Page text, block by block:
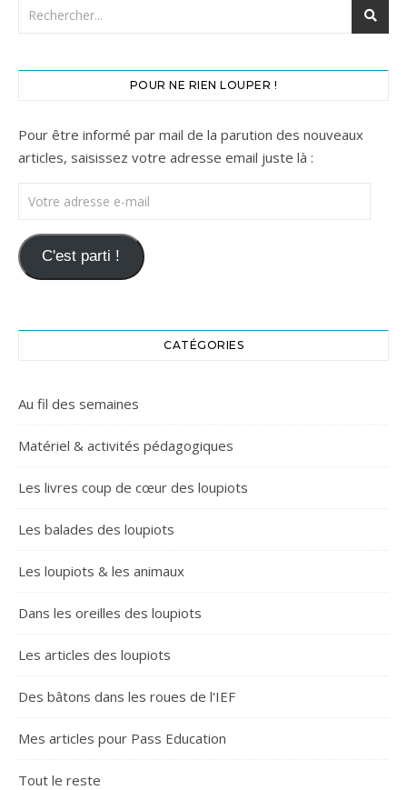
POUR NE RIEN LOUPER !
Pour être informé par mail de la parution des nouveaux
articles, saisissez votre adresse email juste là :
Votre adresse e-mail
C'est parti !
CATÉGORIES
Au fil des semaines
Matériel & activités pédagogiques
Les livres coup de cœur des loupiots
Les balades des loupiots
Les loupiots & les animaux
Dans les oreilles des loupiots
Les articles des loupiots
Des bâtons dans les roues de l'IEF
Mes articles pour Pass Education
Tout le reste